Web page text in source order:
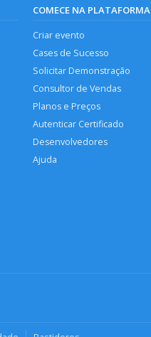
COMECE NA PLATAFORMA
Criar evento
Cases de Sucesso
Solicitar Demonstração
Consultor de Vendas
Planos e Preços
Autenticar Certificado
Desenvolvedores
Ajuda